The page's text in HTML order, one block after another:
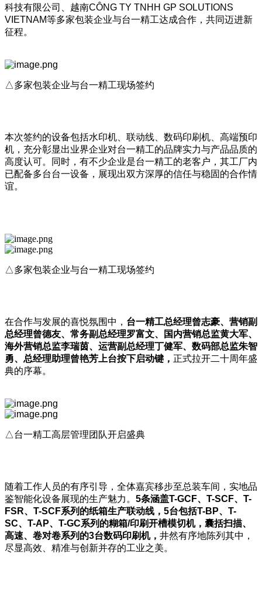
科技有限公司、越南CÔNG TY TNHH GP SOLUTIONS
VIETNAM等多家包装企业与台一精工达成合作，共同迈进新
征程。
△多家包装企业与台一精工现场签约
本次签约的设备包括水印机、联动线、数码印刷机、高端预印
机，充分彰显出业界企业对台一精工的品牌实力与产品品质的
高度认可。同时，有不少企业是台一精工的老客户，其工厂内
已配备多台台一设备，展现出双方深厚的信任与稳固的合作情
谊。
△多家包装企业与台一精工现场签约
在合作与发展的喜悦氛围中， 台一精工总经理曾志豪、营销副
总经理曾德友、常务副总经理罗富文、国内营销总监黄大军、
海外营销总监李瑞茵、运营副总经理丁健军、数码部总监朱智
勇、总经理助理曾艳芳上台按下启动键， 正式拉开二十周年盛
典的序幕。
△台一精工高层管理团队开启盛典
随着工作人员的有序引导，全体嘉宾移步至总装车间，实地品
鉴智能化设备展现的生产魅力。 5条涵盖T-GCF、T-SCF、T-
FSR、T-SCF系列的纸箱生产联动线，5台包括T-BP、T-
SC、T-AP、T-GC系列的糊箱/印刷开槽模切机，囊括扫描、
高速、卷对卷系列的3台数码印刷机， 井然有序地陈列其中，
尽显高效、精准与创新并存的工业之美。